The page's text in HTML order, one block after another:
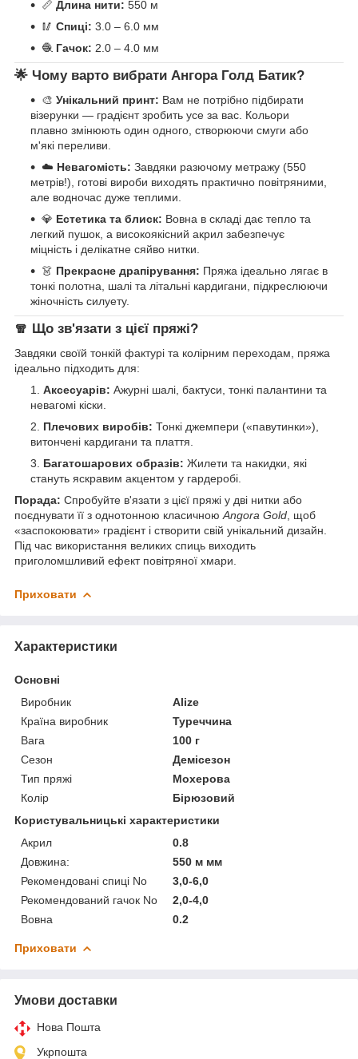
📏 Длина нити: 550 м
🥢 Спиці: 3.0 – 6.0 мм
🧶 Гачок: 2.0 – 4.0 мм
🌟 Чому варто вибрати Ангора Голд Батик?
🎨 Унікальний принт: Вам не потрібно підбирати
візерунки — градієнт зробить усе за вас. Кольори
плавно змінюють один одного, створюючи смуги або
м'які переливи.
☁️ Невагомість: Завдяки разючому метражу (550
метрів!), готові вироби виходять практично повітряними,
але водночас дуже теплими.
💎 Естетика та блиск: Вовна в складі дає тепло та
легкий пушок, а високоякісний акрил забезпечує
міцність і делікатне сяйво нитки.
👗 Прекрасне драпірування: Пряжа ідеально лягає в
тонкі полотна, шалі та літальні кардигани, підкреслюючи
жіночність силуету.
🧣 Що зв'язати з цієї пряжі?
Завдяки своїй тонкій фактурі та колірним переходам, пряжа
ідеально підходить для:
Аксесуарів: Ажурні шалі, бактуси, тонкі палантини та
невагомі кіски.
Плечових виробів: Тонкі джемпери («павутинки»),
витончені кардигани та плаття.
Багатошарових образів: Жилети та накидки, які
стануть яскравим акцентом у гардеробі.
Порада: Спробуйте в'язати з цієї пряжі у дві нитки або
поєднувати її з однотонною класичною Angora Gold , щоб
«заспокоювати» градієнт і створити свій унікальний дизайн.
Під час використання великих спиць виходить
приголомшливий ефект повітряної хмари.
Приховати
Характеристики
Основні
Виробник
Alize
Країна виробник
Туреччина
Вага
100 г
Сезон
Демісезон
Тип пряжі
Мохерова
Колір
Бірюзовий
Користувальницькі характеристики
Акрил
0.8
Довжина:
550 м мм
Рекомендовані спиці No
3,0-6,0
Рекомендований гачок No
2,0-4,0
Вовна
0.2
Приховати
Умови доставки
Нова Пошта
Укрпошта